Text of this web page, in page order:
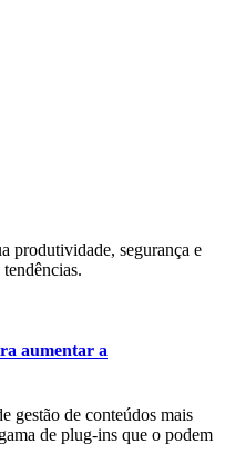
produtividade, segurança e
aumentar a
gestão de conteúdos mais
de plug-ins que o podem